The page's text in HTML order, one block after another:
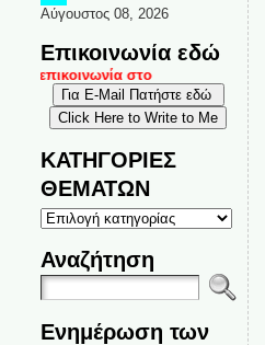
Αύγουστος 08, 2026
Επικοινωνία εδώ
επικοινωνία στο
ΚΑΤΗΓΟΡΙΕΣ
ΘΕΜΑΤΩΝ
ΚΑΤΗΓΟΡΙΕΣ
ΘΕΜΑΤΩΝ
Αναζήτηση
Ενημέρωση των